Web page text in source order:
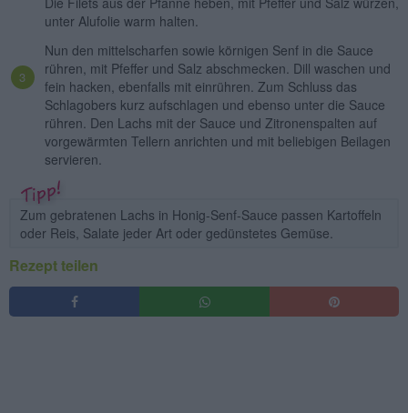
unter Alufolie warm halten.
Nun den mittelscharfen sowie körnigen Senf in die Sauce
rühren, mit Pfeffer und Salz abschmecken. Dill waschen und
fein hacken, ebenfalls mit einrühren. Zum Schluss das
Schlagobers kurz aufschlagen und ebenso unter die Sauce
rühren. Den Lachs mit der Sauce und Zitronenspalten auf
vorgewärmten Tellern anrichten und mit beliebigen Beilagen
servieren.
Zum gebratenen Lachs in Honig-Senf-Sauce passen Kartoffeln
oder Reis, Salate jeder Art oder gedünstetes Gemüse.
Rezept teilen